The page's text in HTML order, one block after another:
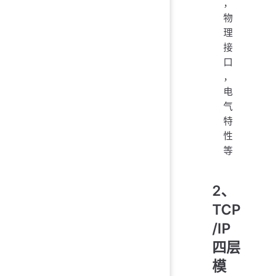
，
物
理
接
口
，
电
气
特
性
等
2、
TCP
/IP
四层
模